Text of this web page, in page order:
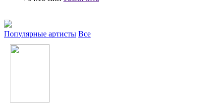
Популярные артисты Все